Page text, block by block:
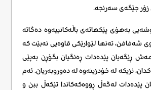
زۆر جێگەی سەرنجە.
بەهۆی پێکهاتەی باڵەکانییەوە دەگاتە
شەفافن، تەنها لێوارێکی قاوەیی نەبێت کە
ڕێگەیان پێدەدات ڕەنگیان بگۆڕن بەپێی
نزیکە لە خۆدزینەوە لە دەوروبەریان. ئەم
پێدەدات لەگەڵ ڕووەکەکاندا تێکەڵ ببن و